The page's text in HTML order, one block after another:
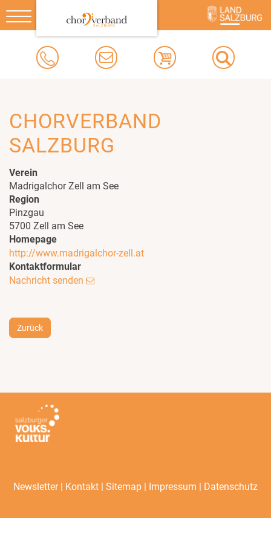
Toggle
navigation
CHORVERBAND
SALZBURG
Verein
Madrigalchor Zell am See
Region
Pinzgau
5700 Zell am See
Homepage
http://www.madrigalchor-zell.at
Kontaktformular
Nachricht senden
Zurück
Newsletter | Kontakt | Sitemap | Impressum | Datenschutz